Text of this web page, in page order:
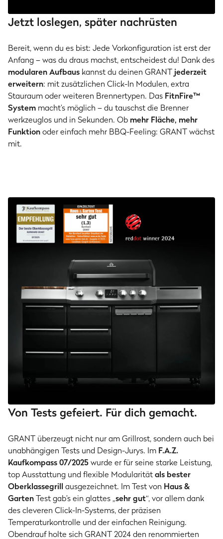
Jetzt loslegen, später nachrüsten
Bereit, wenn du es bist: Jede Vorkonfiguration ist erst der
Anfang – was du draus machst, entscheidest du! Dank des
modularen Aufbaus kannst du deinen GRANT jederzeit
erweitern: mit zusätzlichen Click-In Modulen, extra
Stauraum oder weiteren Brennertypen. Das FitnFire™
System macht’s möglich – du tauschst die Brenner
werkzeuglos und in Sekunden. Ob mehr Fläche, mehr
Funktionoder einfach mehr BBQ-Feeling: GRANT wächst
mit.
Von Tests gefeiert. Für dich gemacht.
GRANT überzeugt nicht nur am Grillrost, sondern auch bei
unabhängigen Tests und Design-Jurys. Im F.A.Z.
Kaufkompass 07/2025wurde er für seine starke Leistung,
top Ausstattung und flexible Modularitätals bester
Oberklassegrill ausgezeichnet. Im Test von Haus &
GartenTest gab’s ein glattes „sehr gut“, vor allem dank
des cleveren Click-In-Systems, der präzisen
Temperaturkontrolle und der einfachen Reinigung.
Obendrauf holte sich GRANT 2024 den renommierten